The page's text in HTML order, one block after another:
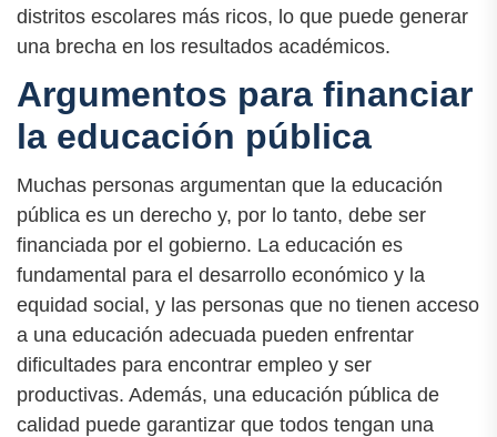
distritos escolares más ricos, lo que puede generar
una brecha en los resultados académicos.
Argumentos para financiar
la educación pública
Muchas personas argumentan que la educación
pública es un derecho y, por lo tanto, debe ser
financiada por el gobierno. La educación es
fundamental para el desarrollo económico y la
equidad social, y las personas que no tienen acceso
a una educación adecuada pueden enfrentar
dificultades para encontrar empleo y ser
productivas. Además, una educación pública de
calidad puede garantizar que todos tengan una